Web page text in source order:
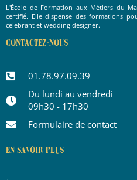
L'École de Formation aux Métiers du
certifié. Elle dispense des formations
celebrant et wedding designer.
CONTACTEZ-NOUS
01.78.97.09.39
Du lundi au vendredi
09h30 - 17h30
Formulaire de contact
EN SAVOIR PLUS